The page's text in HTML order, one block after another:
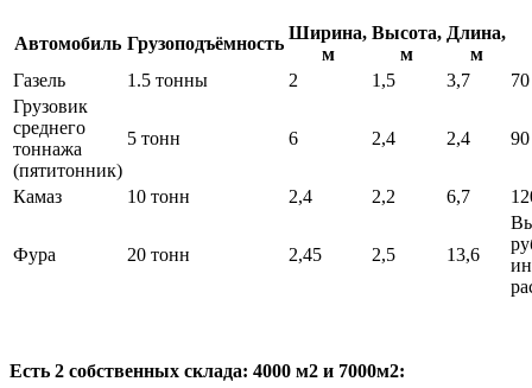
Автомобиль Грузоподъёмность
Ширина,
м
Высота,
м
Длина,
м
Газель
1.5 тонны 2 1,5 3,7
Грузовик
среднего
тоннажа
(пятитонник)
5 тонн 6 2,4 2,4
Камаз 10 тонн 2,4 2,2 6,7
Фура 20 тонн 2,45 2,5 13,6
Есть 2 собственных склада: 4000 м2 и 7000м2: